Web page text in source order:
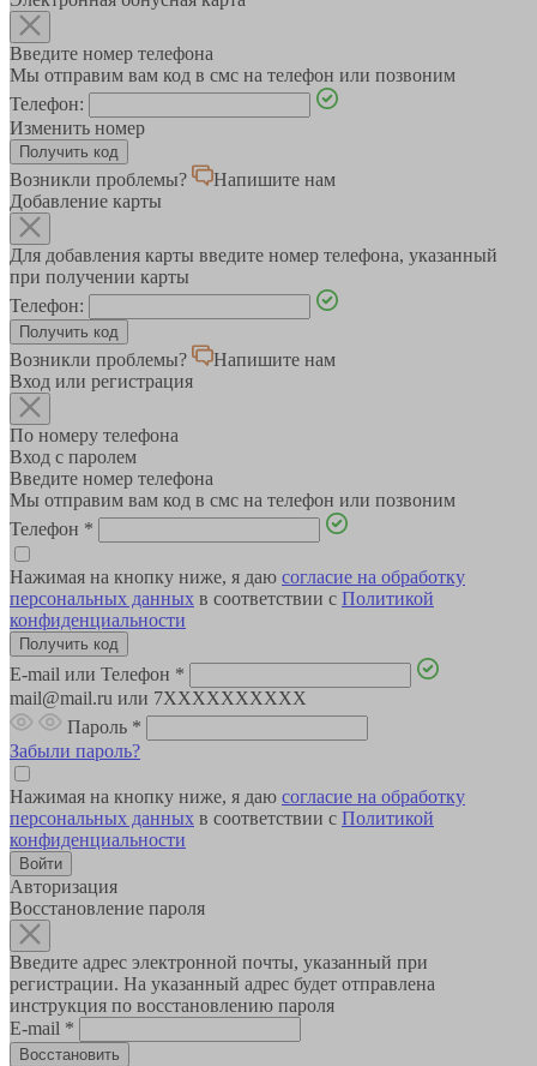
Введите номер телефона
Мы отправим вам код в смс на телефон или позвоним
Телефон:
Изменить номер
Возникли проблемы?
Напишите нам
Добавление карты
Для добавления карты введите номер телефона, указанный
при получении карты
Телефон:
Возникли проблемы?
Напишите нам
Вход или регистрация
По номеру телефона
Вход с паролем
Введите номер телефона
Мы отправим вам код в смс на телефон или позвоним
Телефон *
Нажимая на кнопку ниже, я даю согласие на обработку
персональных данных в соответствии с Политикой
конфиденциальности
E-mail или Телефон *
mail@mail.ru или 7XXXXXXXXXX
Пароль *
Забыли пароль?
Нажимая на кнопку ниже, я даю согласие на обработку
персональных данных в соответствии с Политикой
конфиденциальности
Авторизация
Восстановление пароля
Введите адрес электронной почты, указанный при
регистрации. На указанный адрес будет отправлена
инструкция по восстановлению пароля
E-mail *